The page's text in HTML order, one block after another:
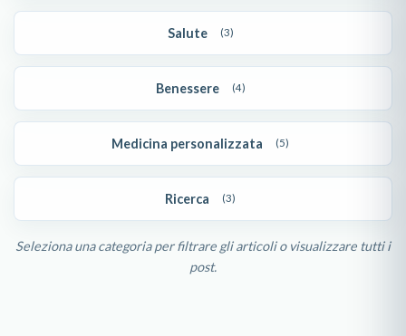
Salute (3)
Benessere (4)
Medicina personalizzata (5)
Ricerca (3)
Seleziona una categoria per filtrare gli articoli o visualizzare tutti i
post.